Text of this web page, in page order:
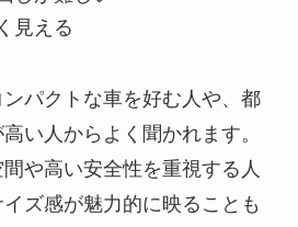
見える
パクトな車を好む人や、都
い人からよく聞かれます。
や高い安全性を重視する人
ズ感が魅力的に映ることも